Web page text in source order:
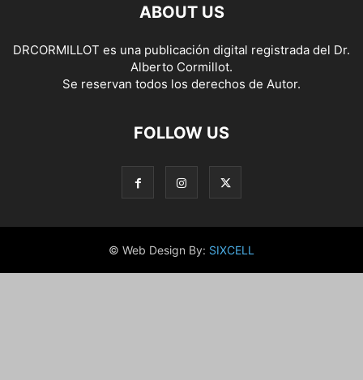
ABOUT US
DRCORMILLOT es una publicación digital registrada del Dr.
Alberto Cormillot.
Se reservan todos los derechos de Autor.
FOLLOW US
© Web Design By: SIXCELL